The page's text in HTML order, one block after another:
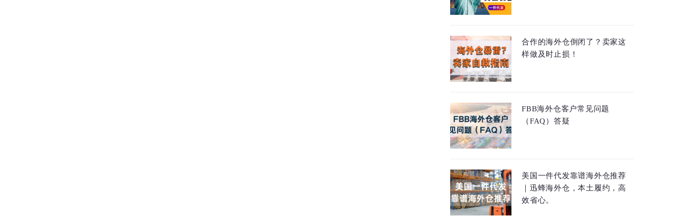
合作的海外仓倒闭了？卖家这
样做及时止损！
FBB海外仓客户常见问题
（FAQ）答疑
美国一件代发靠谱海外仓推荐
｜迅蜂海外仓，本土履约，高
效省心。